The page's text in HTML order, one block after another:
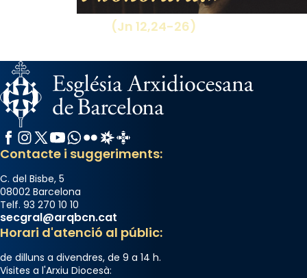
(Jn 12,24-26)
Facebook
Instagram
X / Twitter
YouTube
WhatsApp
FlickrRadio Estel
Catalunya Cristiana
Contacte i suggeriments:
C. del Bisbe, 5
08002 Barcelona
Telf. 93 270 10 10
secgral@arqbcn.cat
Horari d'atenció al públic:
de dilluns a divendres, de 9 a 14 h.
Visites a l'Arxiu Diocesà: